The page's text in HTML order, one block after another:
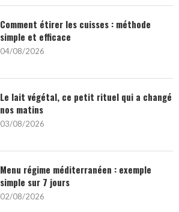
Comment étirer les cuisses : méthode
simple et efficace
04/08/2026
Le lait végétal, ce petit rituel qui a changé
nos matins
03/08/2026
Menu régime méditerranéen : exemple
simple sur 7 jours
02/08/2026